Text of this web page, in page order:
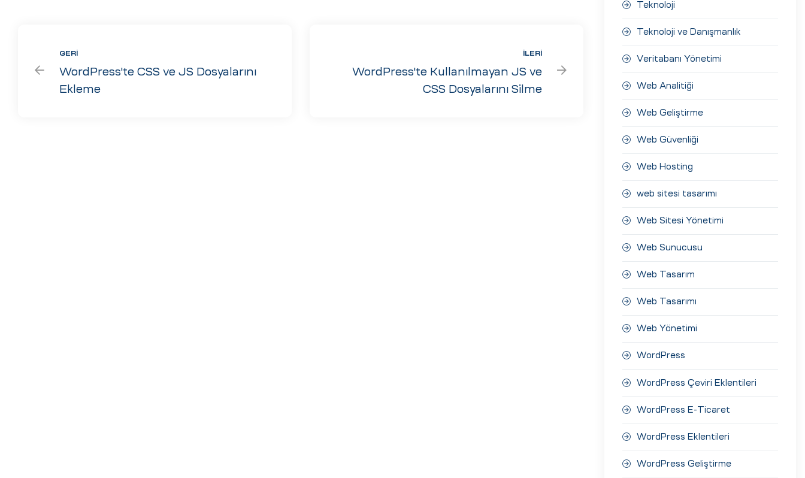
GERI
WordPress'te CSS ve JS Dosyalarını
Ekleme
İLERI
WordPress'te Kullanılmayan JS ve
CSS Dosyalarını Silme
Teknoloji
Teknoloji ve Danışmanlık
Veritabanı Yönetimi
Web Analitiği
Web Geliştirme
Web Güvenliği
Web Hosting
web sitesi tasarımı
Web Sitesi Yönetimi
Web Sunucusu
Web Tasarım
Web Tasarımı
Web Yönetimi
WordPress
WordPress Çeviri Eklentileri
WordPress E-Ticaret
WordPress Eklentileri
WordPress Geliştirme